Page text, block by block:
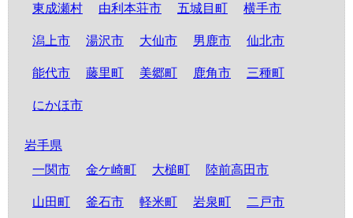
東成瀬村 由利本荘市 五城目町 横手市
潟上市 湯沢市 大仙市 男鹿市 仙北市
能代市 藤里町 美郷町 鹿角市 三種町
にかほ市
岩手県
一関市
金ケ崎町 大槌町 陸前高田市
山田町 釜石市 軽米町 岩泉町 二戸市